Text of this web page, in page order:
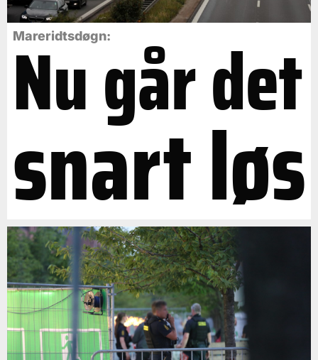
Mareridtsdøgn:
Nu går det
snart løs